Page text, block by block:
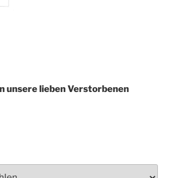
unsere lieben Verstorbenen